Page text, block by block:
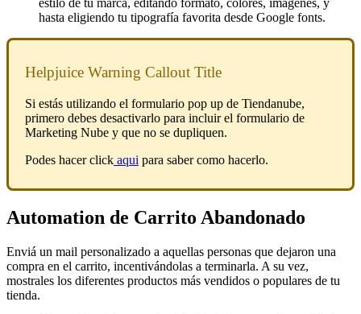
estilo de tu marca, editando formato, colores, imágenes, y
hasta eligiendo tu tipografía favorita desde Google fonts.
Helpjuice Warning Callout Title
Si estás utilizando el formulario pop up de Tiendanube,
primero debes desactivarlo para incluir el formulario de
Marketing Nube y que no se dupliquen.
Podes hacer click aqui para saber como hacerlo.
Automation de Carrito Abandonado
Enviá un mail personalizado a aquellas personas que dejaron una
compra en el carrito, incentivándolas a terminarla. A su vez,
mostrales los diferentes productos más vendidos o populares de tu
tienda.